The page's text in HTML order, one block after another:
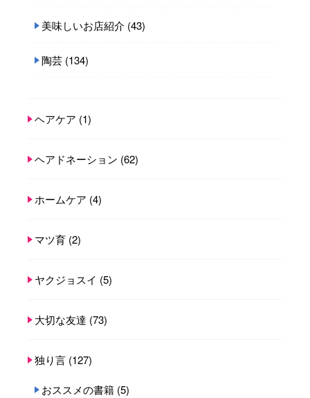
美味しいお店紹介 (43)
陶芸 (134)
ヘアケア (1)
ヘアドネーション (62)
ホームケア (4)
マツ育 (2)
ヤクジョスイ (5)
大切な友達 (73)
独り言 (127)
おススメの書籍 (5)